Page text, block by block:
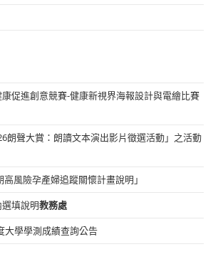
康促進創意競賽-健康新視界海報設計與電繪比賽
朗聲大賞：朗讀文本演出影片徵選活動」之活動
風險孕產婦追蹤關懷計畫說明」
填說明教務處
大學學測成績查詢公告